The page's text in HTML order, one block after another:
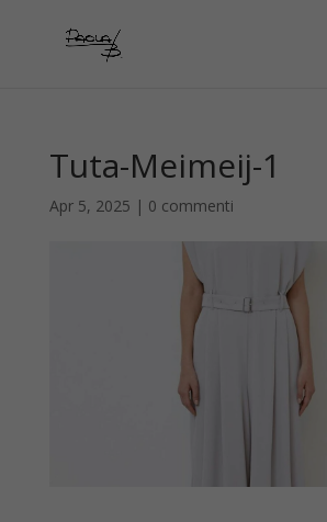
Tuta-Meimeij-1
Apr 5, 2025 | 0 commenti